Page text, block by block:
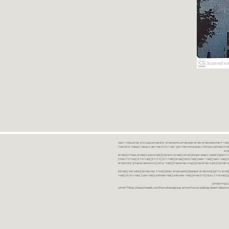
ספרים יד שניה ספרים משומשים ספרים חדשים ספרים יד 2 מכירת ספרים יד שניה ספרי יד שניהחיפוש ספרים ספרים ישנים ספרים עתיקים ספרים זולים ספרים במצב חדש ספרים במחירי רצפה
במבצע ספרים יד 2 ברמת גן ספרים יד 2 ביבנה יד 2 ספרים ספרי פסיכולוגיה ספריה סוציולוגיה ביוגרפיות ו אוטוביוגרפיות ספרי חינוך ספרי כלכלה ספרי שוק ההון ספרי עיון ספרי פרוזה ספרי
ביטחון] [רומנים] [רומנים רומנטיים] [פרוזה] [ספרות מתורגמת] [ספרות מקור] [ספרים באנגלית] [ספרים
חדשים מהחנות] [ספרים מומלצים] [ספרי בישול] [ספרי עידן חדש] [ספרי עסקים] [ספרי מורשת] [מחזות] [ספרי שירה] [ספרי בריאות] [ספרי תזונה] [ספרי רפואה] [ספרי מתח] [ספרים] [ספרי יד 2[ [יד 2 יד 2[ [מכירת יד 2[ [מכירת יד שנייה]
יד 2[ [ספר] [ספרים יד 2[ [הזמנת ספרים] [יד 2 ספרים] [ספרים בזול] [אתר ספרים] [הזמנת ספרים אונליין] [קניית ספרים אונליין] [ספרי קריאה] [רכישת ספרים אונליין] [חנות ספרים
נדירים] [חנות ספרים משומשים] [חיפוש ספרים ישנים] [חנות יד שניה ספרים] [חיפוש ספר] [ספרים]
[חנות ספרים זולים] [ספרים חדשים] [ספרים במחירי רצפה] [ספרים במשלוח חינם] [ספרים במשלוח עד הבית] [ספרים יד 2 ברמת גן] [ספרים יד 2 ביבנה] [יד 2 ספרים] [ספרי פסיכולוגיה] [ספרי סוציולוגיה] [ספרי חינוך] [ספרי כלכלה] [ספרי
[קניית ספרים]
<a href="https://www.freepik.com/free-photo/group-armed-forces-walking-desert-